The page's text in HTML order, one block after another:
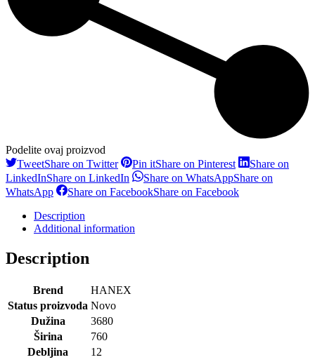
Podelite ovaj proizvod
TweetShare on Twitter Pin itShare on Pinterest
Share on
LinkedInShare on LinkedIn Share on WhatsAppShare on
WhatsApp
Share on FacebookShare on Facebook
Description
Additional information
Description
Brend
HANEX
Status proizvoda Novo
Dužina
3680
Širina
760
Debljina
12